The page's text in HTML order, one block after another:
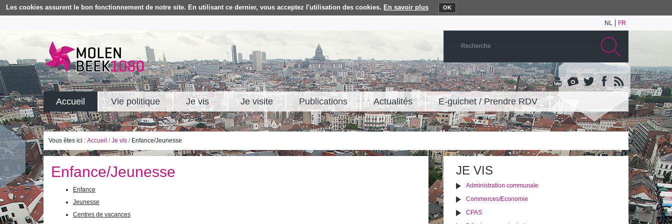
Les cookies assurent le bon fonctionnement de notre site. En utilisant ce dernier, vous acceptez l'utilisation des cookies. En savoir plus OK
NL FR
Accueil Vie politique Je vis Je visite Publications Actualités E-guichet / Prendre RDV
Vous êtes ici : Accueil /Je vis / Enfance/Jeunesse
Enfance/Jeunesse
Enfance
Jeunesse
Centres de vacances
JE VIS
Administration communale
Commerces/Economie
CPAS